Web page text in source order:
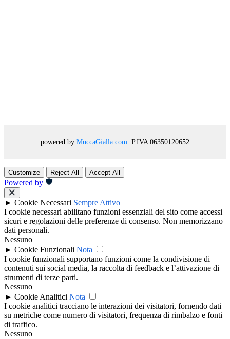
powered by MuccaGialla.com . P.IVA 06350120652
Customize Reject All Accept All
Powered by
► Cookie Necessari Sempre Attivo
I cookie necessari abilitano funzioni essenziali del sito come accessi
sicuri e regolazioni delle preferenze di consenso. Non memorizzano
dati personali.
Nessuno
► Cookie Funzionali Nota
I cookie funzionali supportano funzioni come la condivisione di
contenuti sui social media, la raccolta di feedback e l’attivazione di
strumenti di terze parti.
Nessuno
► Cookie Analitici Nota
I cookie analitici tracciano le interazioni dei visitatori, fornendo dati
su metriche come numero di visitatori, frequenza di rimbalzo e fonti
di traffico.
Nessuno